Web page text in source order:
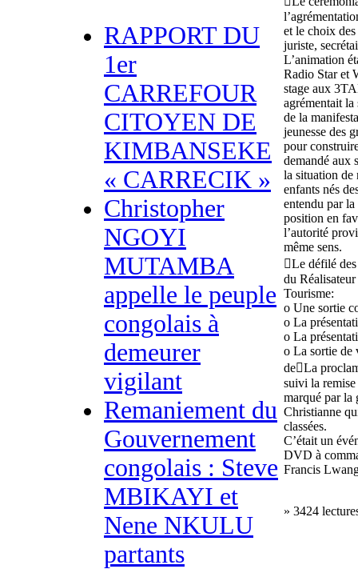
RAPPORT DU
1er
CARREFOUR
CITOYEN DE
KIMBANSEKE
« CARRECIK »
Christopher
NGOYI
MUTAMBA
appelle le peuple
congolais à
demeurer
vigilant
Remaniement du
Gouvernement
congolais : Steve
MBIKAYI et
Nene NKULU
partants
et le choix
juriste,
L’animation
Radio Star et
stage aux
agrémentait
de la
jeunesse des
pour
demandé aux
la situation de
enfants nés
entendu par
position en
l’autorité
même sens.
Le défilé
du
Tourisme:
o Une sortie
o La
o La
o La sortie de
deLa
suivi la
marqué par la
Christianne
classées.
C’était un
DVD à
Francis
» 3424